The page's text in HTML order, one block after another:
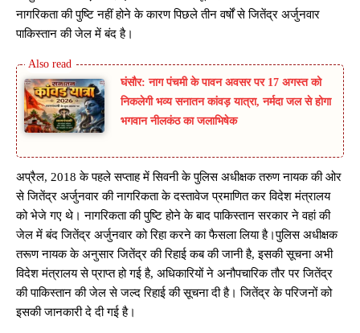
नागरिकता की पुष्टि नहीं होने के कारण पिछले तीन वर्षों से जितेंद्र अर्जुनवार
पाकिस्तान की जेल में बंद है।
घंसौर: नाग पंचमी के पावन अवसर पर 17 अगस्त को
निकलेगी भव्य सनातन कांवड़ यात्रा, नर्मदा जल से होगा
भगवान नीलकंठ का जलाभिषेक
अप्रैल, 2018 के पहले सप्ताह में सिवनी के पुलिस अधीक्षक तरुण नायक की ओर
से जितेंद्र अर्जुनवार की नागरिकता के दस्तावेज प्रमाणित कर विदेश मंत्रालय
को भेजे गए थे। नागरिकता की पुष्टि होने के बाद पाकिस्तान सरकार ने वहां की
जेल में बंद जितेंद्र अर्जुनवार को रिहा करने का फैसला लिया है।पुलिस अधीक्षक
तरूण नायक के अनुसार जितेंद्र की रिहाई कब की जानी है, इसकी सूचना अभी
विदेश मंत्रालय से प्राप्त हो गई है, अधिकारियों ने अनौपचारिक तौर पर जितेंद्र
की पाकिस्तान की जेल से जल्द रिहाई की सूचना दी है। जितेंद्र के परिजनों को
इसकी जानकारी दे दी गई है।